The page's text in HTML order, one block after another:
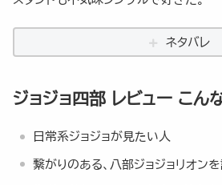
ネタバレ
ジョジョ四部 レビュー こん
日常系ジョジョが見たい人
繋がりのある、八部ジョジョリオン